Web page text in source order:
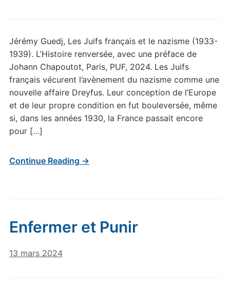
Jérémy Guedj, Les Juifs français et le nazisme (1933-
1939). L’Histoire renversée, avec une préface de
Johann Chapoutot, Paris, PUF, 2024. Les Juifs
français vécurent l’avènement du nazisme comme une
nouvelle affaire Dreyfus. Leur conception de l’Europe
et de leur propre condition en fut bouleversée, même
si, dans les années 1930, la France passait encore
pour […]
Continue Reading →
Enfermer et Punir
13 mars 2024